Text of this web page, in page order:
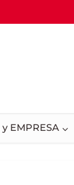
y EMPRESA